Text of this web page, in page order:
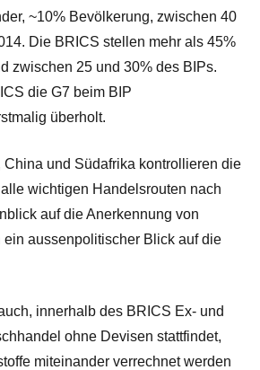
~10% Bevölkerung, zwischen 40
Die BRICS stellen mehr als 45%
zwischen 25 und 30% des BIPs.
die G7 beim BIP
überholt.
China und Südafrika kontrollieren die
wichtigen Handelsrouten nach
auf die Anerkennung von
ein aussenpolitischer Blick auf die
innerhalb des BRICS Ex- und
ohne Devisen stattfindet,
miteinander verrechnet werden